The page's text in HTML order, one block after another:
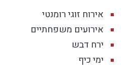
אירוח זוגי רומנטי
אירועים משפחתיים
ירח דבש
ימי כיף